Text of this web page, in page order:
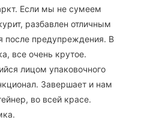
Если мы не сумеем
разбавлен отличным
после предупреждения. В
все очень крутое.
лицом упаковочного
Завершает и нам
во всей красе.